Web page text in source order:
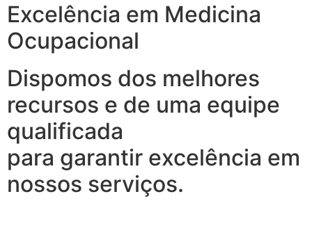
Excelência em Medicina
Ocupacional
Dispomos dos melhores
recursos e de uma equipe
qualificada
para garantir excelência em
nossos serviços.